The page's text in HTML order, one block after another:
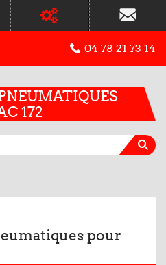
04 78 21 73 14
172
pour